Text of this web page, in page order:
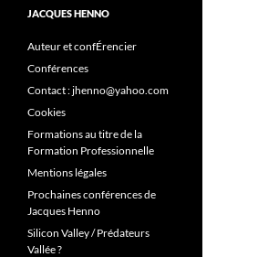
JACQUES HENNO
Auteur et confÉrencier
Conférences
Contact : jhenno@yahoo.com
Cookies
Formations au titre de la
Formation Professionnelle
Mentions légales
Prochaines conférences de
Jacques Henno
Silicon Valley / Prédateurs
Vallée ?